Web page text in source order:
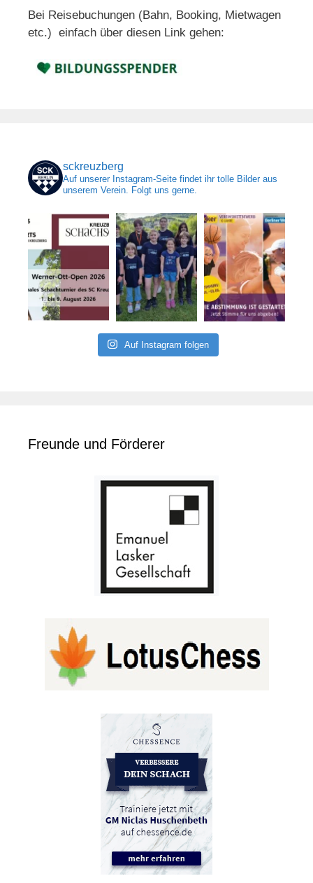
Bei Reisebuchungen (Bahn, Booking, Mietwagen
etc.) einfach über diesen Link gehen:
sckreuzberg
Auf unserer Instagram-Seite findet ihr tolle Bilder aus
unserem Verein. Folgt uns gerne.
Auf Instagram folgen
Freunde und Förderer